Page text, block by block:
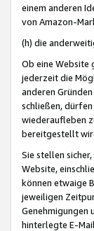
einem anderen
von Amazon-
(h) die
Ob eine Website
jederzeit die
anderen
schließen,
wiederaufleben
bereitgestellt
Sie stellen
Website,
können etwaige
jeweiligen
Genehmigungen
hinterlegte E-